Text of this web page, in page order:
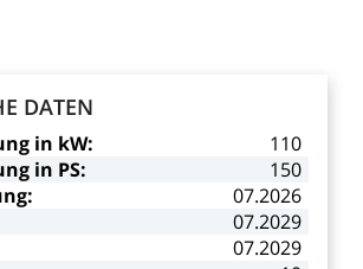
DATEN
in kW:
110
in PS:
150
07.2026
07.2029
07.2029